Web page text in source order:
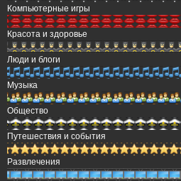
Компьютерные игры
Красота и здоровье
Люди и блоги
Музыка
Общество
Путешествия и события
Развлечения